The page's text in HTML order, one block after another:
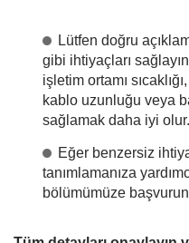
Lütfen doğru
gibi ihtiyaçları
işletim ortamı
kablo uzunluğu veya
sağlamak daha iyi olur.
Eğer benzersiz
tanımlamanıza
bölümümüze